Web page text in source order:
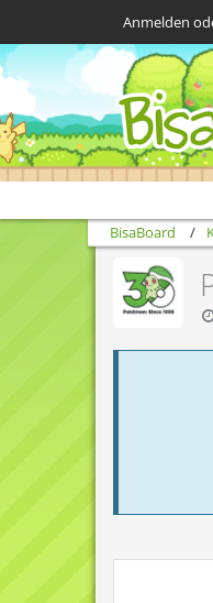
Anmelden
BisaBoard